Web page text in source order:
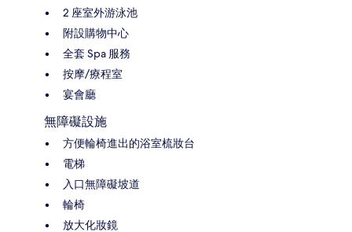
2 座室外游泳池
附設購物中心
全套 Spa 服務
按摩/療程室
宴會廳
無障礙設施
方便輪椅進出的浴室梳妝台
電梯
入口無障礙坡道
輪椅
放大化妝鏡